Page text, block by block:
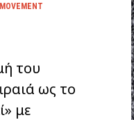
του
ως το
με